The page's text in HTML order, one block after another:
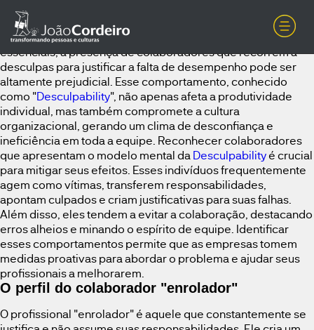
Desculpability: Como a Accountability pode eliminar seus
efeitos e ajudar profissionais “enroladores”No ambiente
corporativo, onde a eficiência e os resultados são
essenciais, a presença de colaboradores que recorrem a
desculpas para justificar a falta de desempenho pode ser
altamente prejudicial. Esse comportamento, conhecido
como "Desculpability", não apenas afeta a produtividade
individual, mas também compromete a cultura
organizacional, gerando um clima de desconfiança e
ineficiência em toda a equipe. Reconhecer colaboradores
que apresentam o modelo mental da Desculpabilityé crucial
para mitigar seus efeitos. Esses indivíduos frequentemente
agem como vítimas, transferem responsabilidades,
apontam culpados e criam justificativas para suas falhas.
Além disso, eles tendem a evitar a colaboração, destacando
erros alheios e minando o espírito de equipe. Identificar
esses comportamentos permite que as empresas tomem
medidas proativas para abordar o problema e ajudar seus
profissionais a melhorarem.
O perfil do colaborador "enrolador"
O profissional "enrolador" é aquele que constantemente se